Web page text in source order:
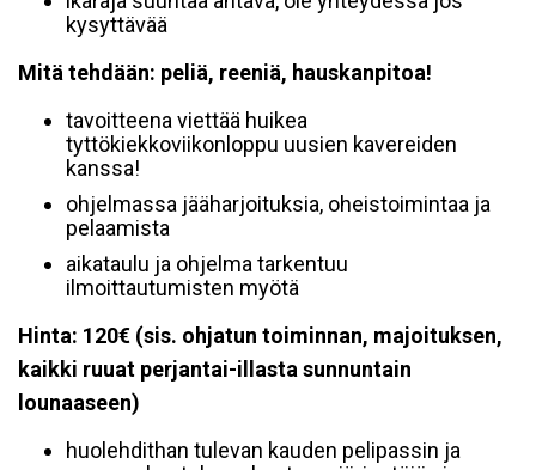
kysyttävää
Mitä tehdään: peliä, reeniä, hauskanpitoa!
tavoitteena viettää huikea
tyttökiekkoviikonloppu uusien kavereiden
kanssa!
ohjelmassa jääharjoituksia, oheistoimintaa ja
pelaamista
aikataulu ja ohjelma tarkentuu
ilmoittautumisten myötä
Hinta: 120€ (sis. ohjatun toiminnan, majoituksen,
kaikki ruuat perjantai-illasta sunnuntain
lounaaseen)
huolehdithan tulevan kauden pelipassin ja